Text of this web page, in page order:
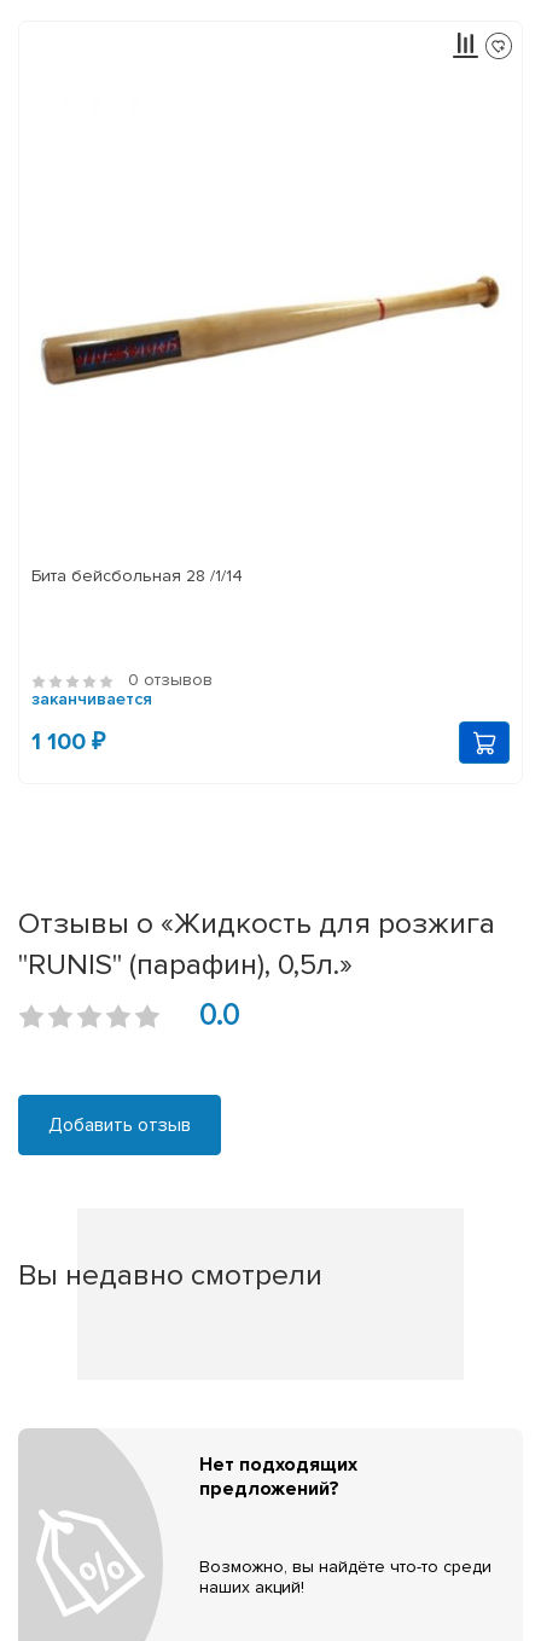
Бита бейсбольная 28 /1/14
0 отзывов
заканчивается
1 100 ₽
Отзывы о «Жидкость для розжига
"RUNIS" (парафин), 0,5л.»
0.0
Добавить отзыв
Вы недавно смотрели
Нет подходящих
предложений?
Возможно, вы найдёте что-то среди
наших акций!